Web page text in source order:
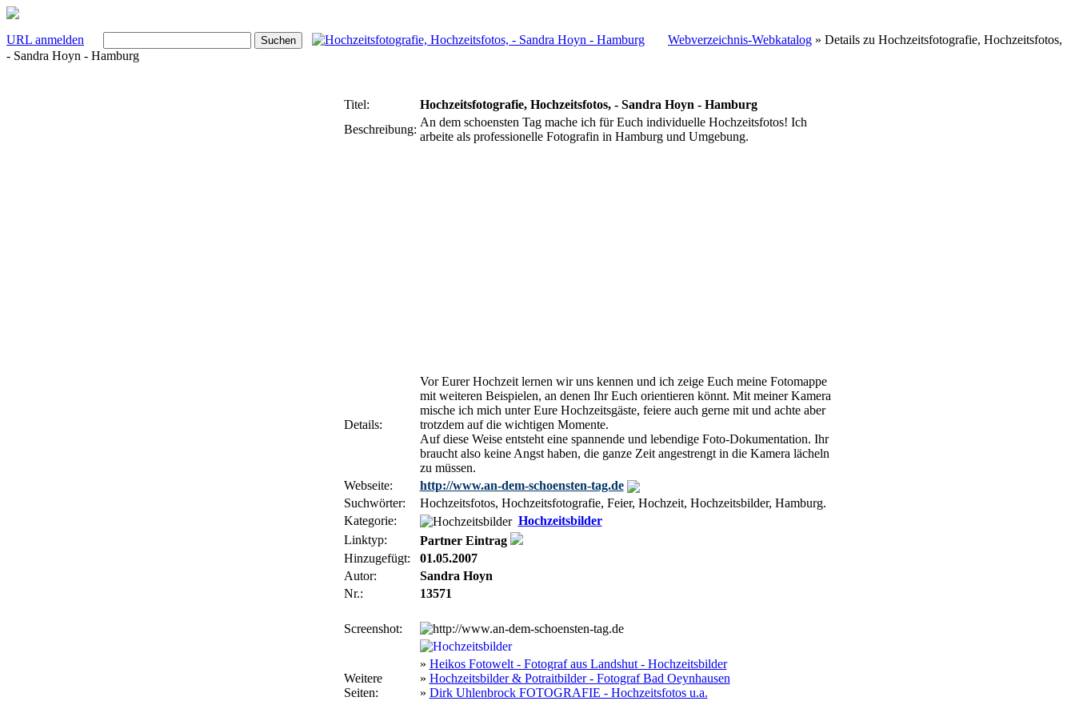
URL anmelden Webverzeichnis-Webkatalog » Details zu Hochzeitsfotografie, Hochzeitsfotos,
- Sandra Hoyn - Hamburg
Titel:
Hochzeitsfotografie, Hochzeitsfotos, - Sandra Hoyn - Hamburg
Beschreibung:
An dem schoensten Tag mache ich für Euch individuelle Hochzeitsfotos! Ich
arbeite als professionelle Fotografin in Hamburg und Umgebung.
Details:
Vor Eurer Hochzeit lernen wir uns kennen und ich zeige Euch meine Fotomappe
mit weiteren Beispielen, an denen Ihr Euch orientieren könnt. Mit meiner Kamera
mische ich mich unter Eure Hochzeitsgäste, feiere auch gerne mit und achte aber
trotzdem auf die wichtigen Momente.
Auf diese Weise entsteht eine spannende und lebendige Foto-Dokumentation. Ihr
braucht also keine Angst haben, die ganze Zeit angestrengt in die Kamera lächeln
zu müssen.
Webseite:
http://www.an-dem-schoensten-tag.de
Suchwörter:
Hochzeitsfotos, Hochzeitsfotografie, Feier, Hochzeit, Hochzeitsbilder, Hamburg.
Kategorie:
Hochzeitsbilder
Linktyp:
Partner Eintrag
Hinzugefügt:
01.05.2007
Autor:
Sandra Hoyn
Nr.:
13571
Screenshot:
Weitere
Seiten:
» Heikos Fotowelt - Fotograf aus Landshut - Hochzeitsbilder
» Hochzeitsbilder & Potraitbilder - Fotograf Bad Oeynhausen
» Dirk Uhlenbrock FOTOGRAFIE - Hochzeitsfotos u.a.